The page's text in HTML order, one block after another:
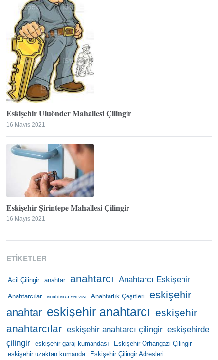
Eskişehir Uluönder Mahallesi Çilingir
16 Mayıs 2021
Eskişehir Şirintepe Mahallesi Çilingir
16 Mayıs 2021
ETIKETLER
Acil Çilingir anahtar anahtarcı Anahtarcı Eskişehir
Anahtarcılar anahtarcı servisi Anahtarlık Çeşitleri
eskişehir
anahtar eskişehir anahtarcı eskişehir
anahtarcılar eskişehir anahtarcı çilingir eskişehirde
çilingir
eskişehir garaj kumandası
Eskişehir Orhangazi Çilingir
eskişehir uzaktan kumanda
Eskişehir Çilingir Adresleri